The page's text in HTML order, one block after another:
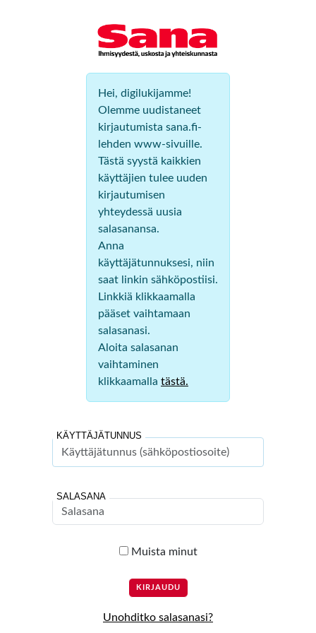
Hei, digilukijamme!
Olemme uudistaneet
kirjautumista sana.fi-
lehden www-sivuille.
Tästä syystä kaikkien
käyttäjien tulee uuden
kirjautumisen
yhteydessä uusia
salasanansa.
Anna
käyttäjätunnuksesi, niin
saat linkin sähköpostiisi.
Linkkiä klikkaamalla
pääset vaihtamaan
salasanasi.
Aloita salasanan
vaihtaminen
klikkaamalla tästä.
KÄYTTÄJÄTUNNUS
SALASANA
Muista minut
Unohditko salasanasi?